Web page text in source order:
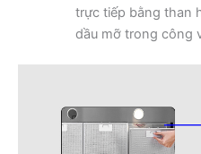
trực tiếp bằng than
dầu mỡ trong công